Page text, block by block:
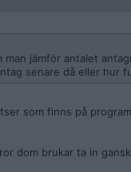
jämför antalet
senare då eller hur
som finns på
dom brukar ta in